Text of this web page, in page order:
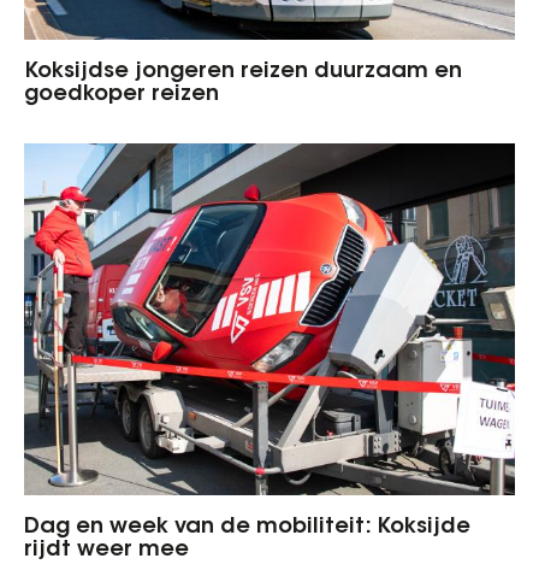
Koksijdse jongeren reizen duurzaam en
goedkoper reizen
Dag en week van de mobiliteit: Koksijde
rijdt weer mee